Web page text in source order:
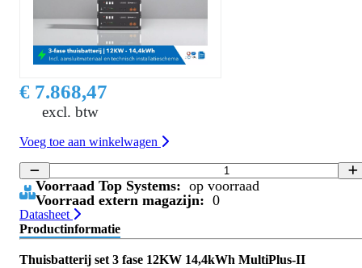
€ 7.868,47
excl. btw
Voeg toe aan winkelwagen
Voorraad Top Systems: op voorraad
Voorraad extern magazijn: 0
Datasheet
Productinformatie
Thuisbatterij set 3 fase 12KW 14,4kWh MultiPlus-II